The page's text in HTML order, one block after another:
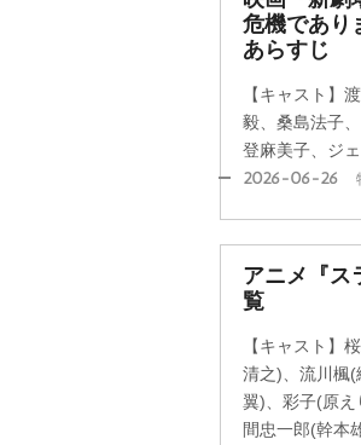
危機であり
あらすじ
【キャスト】
毅、桑島法子
登麻美子、ジ
2026-06-26
アニメ『ス
覧
【キャスト】
清之)、流川楓
翼)、彩子(原
間忠一郎(幹本